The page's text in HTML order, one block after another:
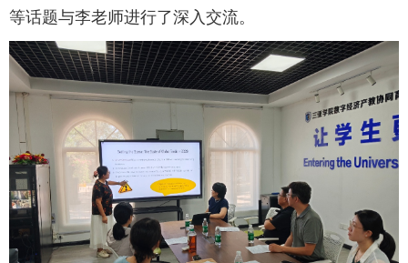
等话题与李老师进行了深入交流。